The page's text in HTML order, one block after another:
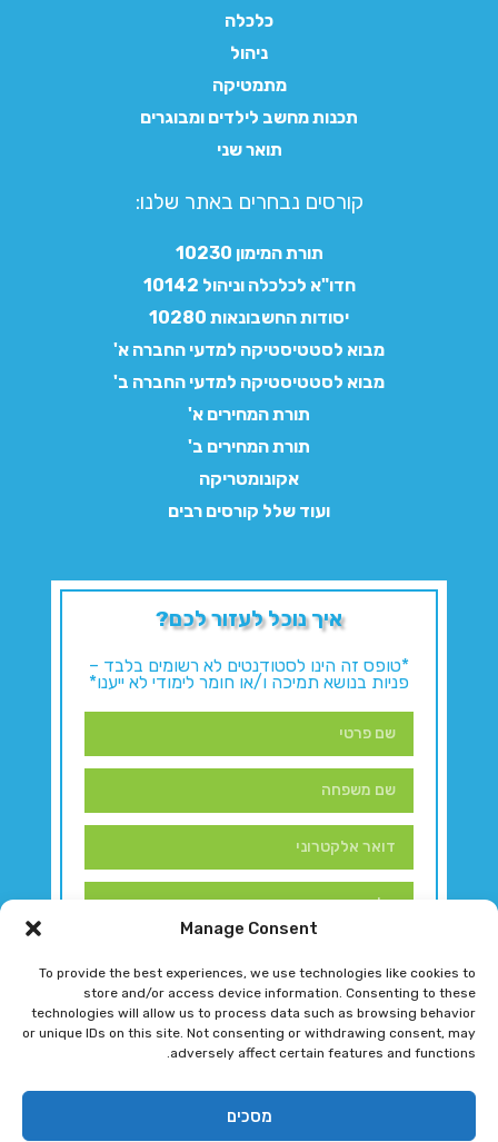
Manage Consent
To provide the best experiences, we use technologies like cookies to
store and/or access device information. Consenting to these
technologies will allow us to process data such as browsing behavior
or unique IDs on this site. Not consenting or withdrawing consent, may
adversely affect certain features and functions.
מסכים
כלכלה
ניהול
מתמטיקה
תכנות מחשב לילדים ומבוגרים
תואר שני
קורסים נבחרים באתר שלנו:​
תורת המימון 10230
חדו"א לכלכלה וניהול 10142
יסודות החשבונאות 10280
מבוא לסטטיסטיקה למדעי החברה א'
מבוא לסטטיסטיקה למדעי החברה ב'
תורת המחירים א'
תורת המחירים ב'
אקונומטריקה
ועוד שלל קורסים רבים
איך נוכל לעזור לכם?
*טופס זה הינו לסטודנטים לא רשומים בלבד –
פניות בנושא תמיכה ו/או חומר לימודי לא ייענו*